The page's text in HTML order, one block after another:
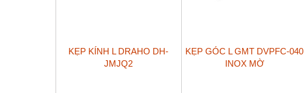
KẸP KÍNH L DRAHO DH-
JMJQ2
KẸP GÓC L GMT DVPFC-040
INOX MỜ